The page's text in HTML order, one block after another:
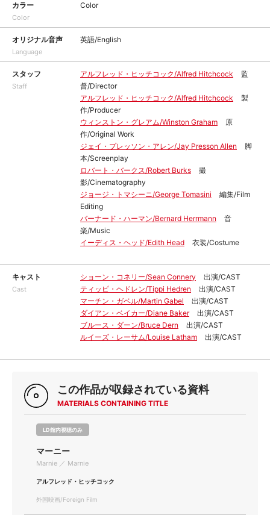
カラー
Color
Color
オリジナル音声
Language
英語/English
スタッフ
Staff
アルフレッド・ヒッチコック/Alfred Hitchcock
監
督/Director
アルフレッド・ヒッチコック/Alfred Hitchcock
製
作/Producer
ウィンストン・グレアム/Winston Graham
原
作/Original Work
ジェイ・プレッソン・アレン/Jay Presson Allen
脚
本/Screenplay
ロバート・バークス/Robert Burks
撮
影/Cinematography
ジョージ・トマシーニ/George Tomasini
編集/Film
Editing
バーナード・ハーマン/Bernard Herrmann
音
楽/Music
イーディス・ヘッド/Edith Head
衣装/Costume
キャスト
Cast
ショーン・コネリー/Sean Connery
出演/CAST
ティッピ・ヘドレン/Tippi Hedren
出演/CAST
マーチン・ガベル/Martin Gabel
出演/CAST
ダイアン・ベイカー/Diane Baker
出演/CAST
ブルース・ダーン/Bruce Dern
出演/CAST
ルイーズ・レーサム/Louise Latham
出演/CAST
この作品が収録されている資料
MATERIALS CONTAINING TITLE
LD館内視聴のみ
マーニー
Marnie ／ Marnie
アルフレッド・ヒッチコック
外国映画/Foreign Film